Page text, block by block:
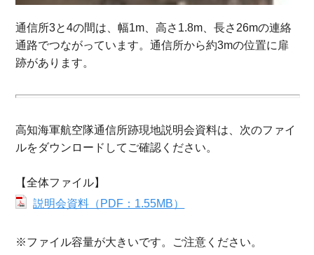
通信所3と4の間は、幅1m、高さ1.8m、長さ26mの連絡
通路でつながっています。通信所から約3mの位置に扉
跡があります。
高知海軍航空隊通信所跡現地説明会資料は、次のファイ
ルをダウンロードしてご確認ください。
【全体ファイル】
説明会資料（PDF：1.55MB）
※ファイル容量が大きいです。ご注意ください。